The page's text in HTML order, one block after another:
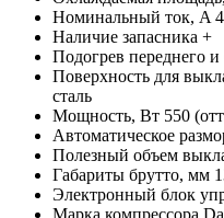
Номинальный ток, A
Наличие запасника +
Подогрев переднего
Поверхность для
сталь
Мощность, Вт 550
Автоматическое
Полезный объем
Габариты брутто, мм
Электронный блок
Марка компрессора